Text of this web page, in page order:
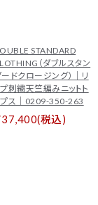
STANDARD
（ダブルスタン
ードクロージング）｜リ
プ刺繍天竺編みニットト
プス｜0209-350-263
37,400(税込)